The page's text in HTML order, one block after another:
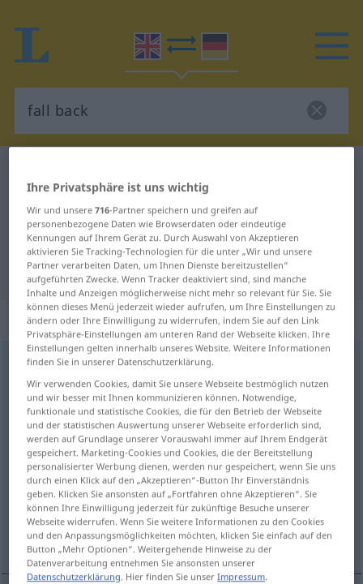
Englisch-Deutsch Übersetzung für
"fall back"
"fall back" Deutsch Übersetzung
„fall back“: intransitive verb
fall backv/i
Übersicht aller Übersetzungen
(Für mehr Details die Übersetzung anklicken/antippen)
den Rückzug antreten, sich zurückziehen
zurückbleiben
in Reih u. Glied zurücktreten
Ihre Privatsphäre ist uns wichtig
Wir und unsere716-Partner speichern und greifen auf
personenbezogene Daten wie Browserdaten oder eindeutige
Kennungen auf Ihrem Gerät zu. Durch Auswahl von Akzeptieren
aktivieren Sie Tracking-Technologien für die unter „Wir und unsere
Partner verarbeiten Daten, um Ihnen Dienste bereitzustellen“
aufgeführten Zwecke. Wenn Tracker deaktiviert sind, sind manche
Inhalte und Anzeigen möglicherweise nicht mehr so relevant für Sie. Sie
können dieses Menü jederzeit wieder aufrufen, um Ihre Einstellungen zu
ändern oder Ihre Einwilligung zu widerrufen, indem Sie auf den Link
Privatsphäre-Einstellungen am unteren Rand der Webseite klicken. Ihre
Einstellungen gelten innerhalb unseres Website. Weitere Informationen
finden Sie in unserer Datenschutzerklärung.
Wir verwenden Cookies, damit Sie unsere Webseite bestmöglich nutzen
und wir besser mit Ihnen kommunizieren können. Notwendige,
funktionale und statistische Cookies, die für den Betrieb der Webseite
und der statistischen Auswertung unserer Webseite erforderlich sind,
werden auf Grundlage unserer Vorauswahl immer auf Ihrem Endgerät
gespeichert. Marketing-Cookies und Cookies, die der Bereitstellung
personalisierter Werbung dienen, werden nur gespeichert, wenn Sie uns
durch einen Klick auf den „Akzeptieren“-Button Ihr Einverständnis
geben. Klicken Sie ansonsten auf „Fortfahren ohne Akzeptieren“. Sie
können Ihre Einwilligung jederzeit für zukünftige Besuche unserer
Webseite widerrufen. Wenn Sie weitere Informationen zu den Cookies
und den Anpassungsmöglichkeiten möchten, klicken Sie einfach auf den
Button „Mehr Optionen“. Weitergehende Hinweise zu der
Datenverarbeitung entnehmen Sie ansonsten unserer
Datenschutzerklärung. Hier finden Sie unserImpressum.